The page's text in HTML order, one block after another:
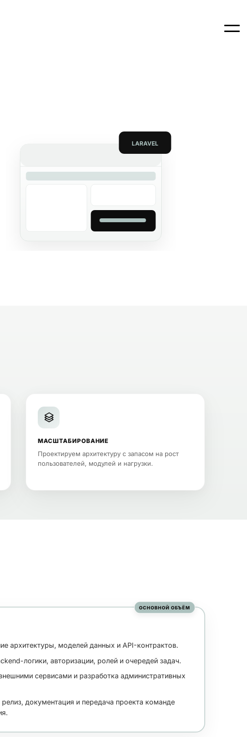
LARAVEL
МАСШТАБИРОВАНИЕ
Проектируем архитектуру с запасом на рост
пользователей, модулей и нагрузки.
ОСНОВНОЙ ОБЪЁМ
архитектуры, моделей данных и API-контрактов.
логики, авторизации, ролей и очередей задач.
сервисами и разработка административных
релиз, документация и передача проекта команде